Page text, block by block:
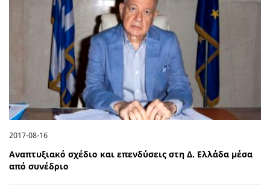
2017-08-16
Αναπτυξιακό σχέδιο και επενδύσεις στη Δ. Ελλάδα μέσα
από συνέδριο